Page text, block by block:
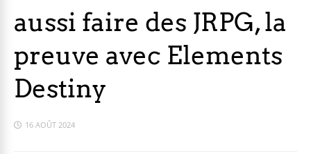
aussi faire des JRPG, la
preuve avec Elements
Destiny
16 AOÛT 2024